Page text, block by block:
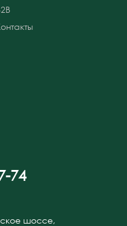
74
шоссе,